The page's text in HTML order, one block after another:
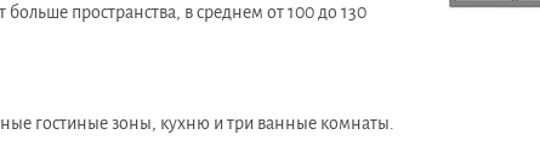
пространства, в среднем от 100 до 130
гостиные зоны, кухню и три ванные комнаты.